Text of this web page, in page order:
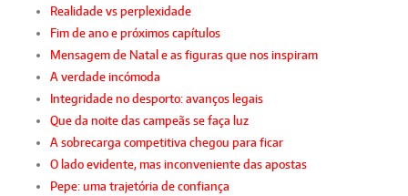
Realidade vs perplexidade
Fim de ano e próximos capítulos
Mensagem de Natal e as figuras que nos inspiram
A verdade incómoda
Integridade no desporto: avanços legais
Que da noite das campeãs se faça luz
A sobrecarga competitiva chegou para ficar
O lado evidente, mas inconveniente das apostas
Pepe: uma trajetória de confiança